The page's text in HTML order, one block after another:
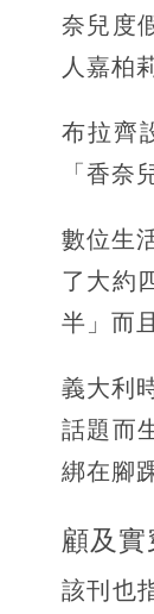
奈兒度
人嘉柏
布拉齊
「香奈
數位生
了大約
半」而
義大利
話題而
綁在腳
顧及
該刊也